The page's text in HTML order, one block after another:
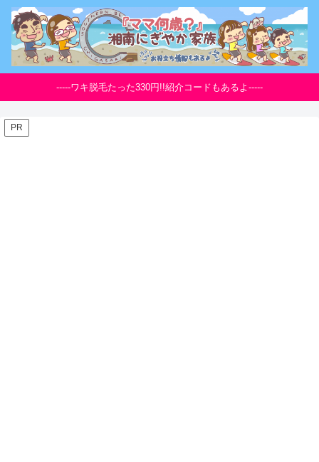
-----ワキ脱毛たった330円!!紹介コードもあるよ-----
PR